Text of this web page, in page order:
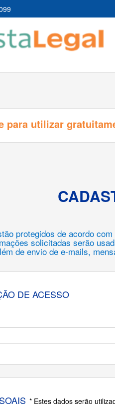
para utilizar
protegidos de acordo
solicitadas serão
de envio de e-mails,
DE ACESSO
* Estes dados serão